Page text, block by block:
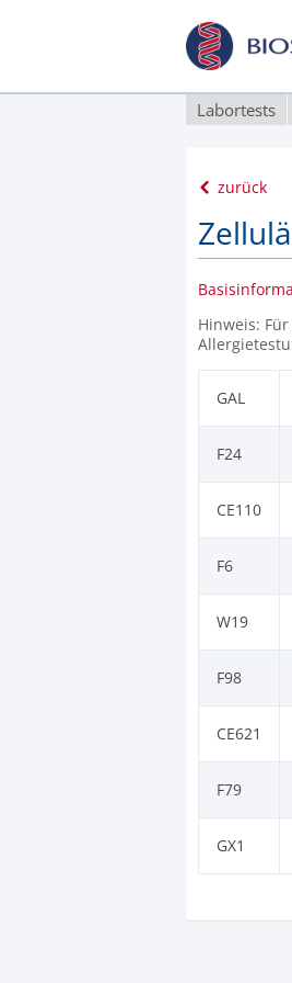
Labortests
zurück
Hinweis:
GAL
F24
CE110
F6
W19
F98
CE621
F79
GX1